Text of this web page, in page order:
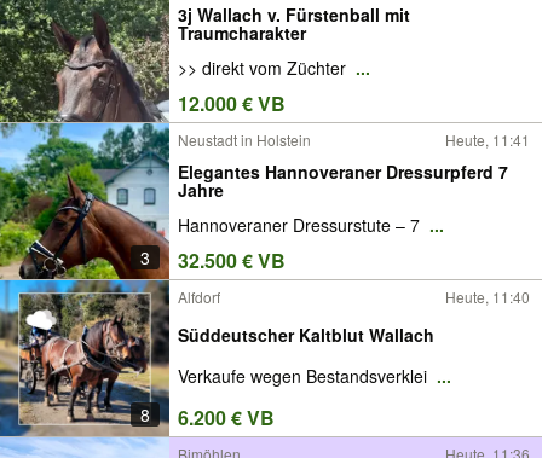
3j Wallach v. Fürstenball mit
Traumcharakter
>> direkt vom Züchter ...
12.000 € VB
3
Neustadt in Holstein Heute, 11:41
Elegantes Hannoveraner Dressurpferd 7
Jahre
Hannoveraner Dressurstute – 7 ...
32.500 € VB
8
Alfdorf Heute, 11:40
Süddeutscher Kaltblut Wallach
Verkaufe wegen Bestandsverklei ...
6.200 € VB
Bimöhlen Heute, 11:36